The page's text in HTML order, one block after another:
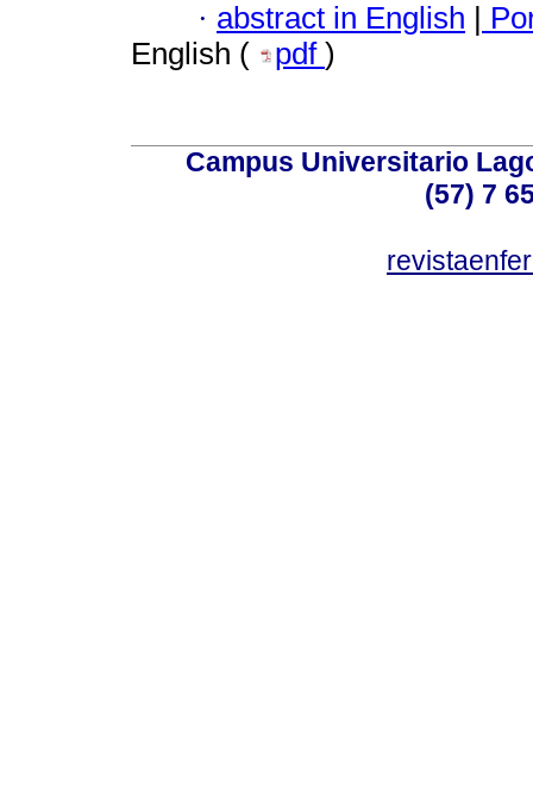
· abstract in English
English (
pdf )
Campus Universitario
(57) 7